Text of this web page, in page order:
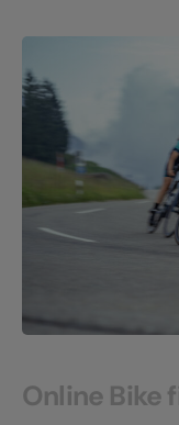
Online Bike